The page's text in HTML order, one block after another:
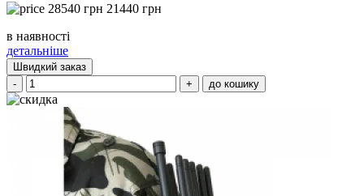
28540 грн 21440 грн
в наявності
детальніше
Швидкий заказ
-
+ до кошику